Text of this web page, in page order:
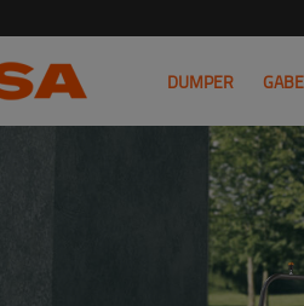
DUMPER